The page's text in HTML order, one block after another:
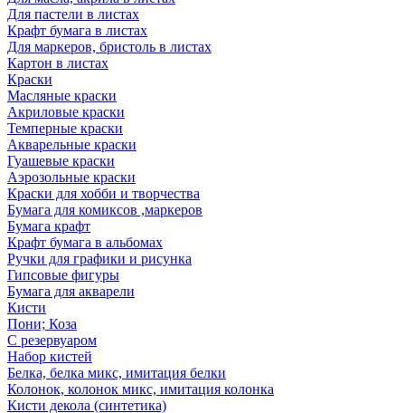
Для пастели в листах
Крафт бумага в листах
Для маркеров, бристоль в листах
Картон в листах
Краски
Масляные краски
Акриловые краски
Темперные краски
Акварельные краски
Гуашевые краски
Аэрозольные краски
Краски для хобби и творчества
Бумага для комиксов ,маркеров
Бумага крафт
Крафт бумага в альбомах
Ручки для графики и рисунка
Гипсовые фигуры
Бумага для акварели
Кисти
Пони; Коза
С резервуаром
Набор кистей
Белка, белка микс, имитация белки
Колонок, колонок микс, имитация колонка
Кисти декола (синтетика)